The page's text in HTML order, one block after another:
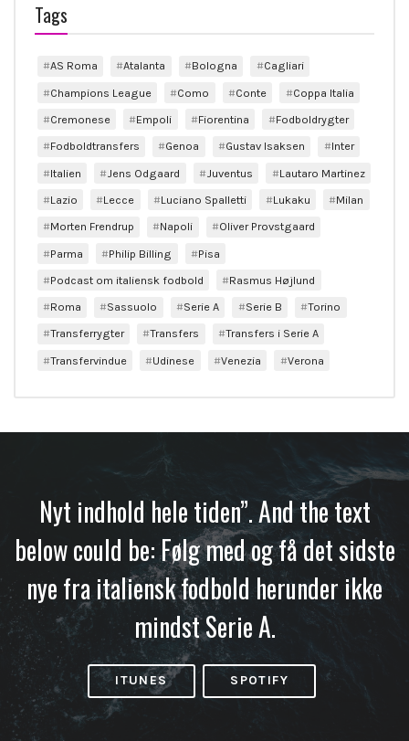
Tags
AS Roma Atalanta Bologna
Cagliari
Champions League
Como Conte
Coppa Italia
Cremonese
Empoli Fiorentina
Fodboldrygter
Fodboldtransfers
Genoa Gustav Isaksen
Inter
Italien
Jens Odgaard Juventus
Lautaro Martinez
Lazio
Lecce Luciano Spalletti Lukaku
Milan
Morten Frendrup
Napoli
Oliver Provstgaard
Parma
Philip Billing
Pisa
Podcast om italiensk fodbold
Rasmus Højlund
Roma
Sassuolo Serie A Serie B
Torino
Transferrygter
Transfers
Transfers i Serie A
Transfervindue
Udinese Venezia Verona
Nyt indhold hele tiden”. And the text
below could be: Følg med og få det sidste
nye fra italiensk fodbold herunder ikke
mindst Serie A.
ITUNES SPOTIFY